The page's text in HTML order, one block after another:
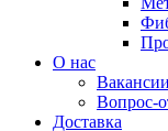
О нас
Вакансии
Вопрос-
Доставка